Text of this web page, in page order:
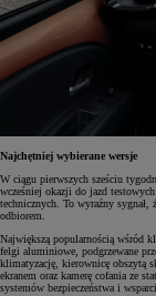
Najchętniej wybierane wersje
W ciągu pierwszych sześciu
wcześniej okazji do jazd testowych
technicznych. To wyraźny
odbiorem.
Największą popularnością wśród
felgi aluminiowe, podgrzewane
klimatyzację, kierownicę obszytą
ekranem oraz kamerę cofania ze
systemów bezpieczeństwa i